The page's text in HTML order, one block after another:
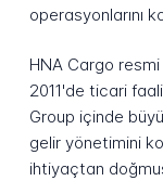
operasyonlarını
HNA Cargo
2011'de ticari
Group içinde
gelir yönetimini
ihtiyaçtan